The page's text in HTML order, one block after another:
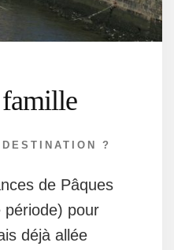
famille
?
de Pâques
pour
déjà allée